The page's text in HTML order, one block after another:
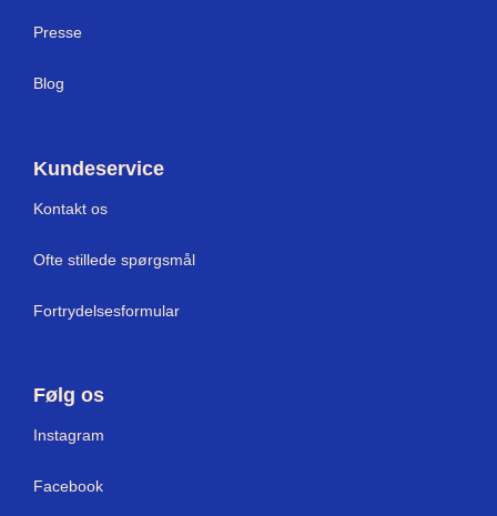
Presse
Blog
Kundeservice
Kontakt os
Ofte stillede spørgsmål
Fortrydelsesformular
Følg os
Instagram
Facebook